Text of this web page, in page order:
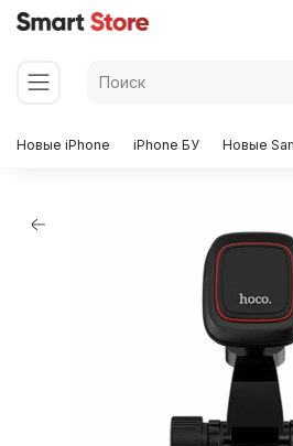
Новые iPhone iPhone БУ Новые